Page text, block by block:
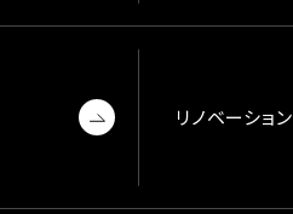
リノベーション